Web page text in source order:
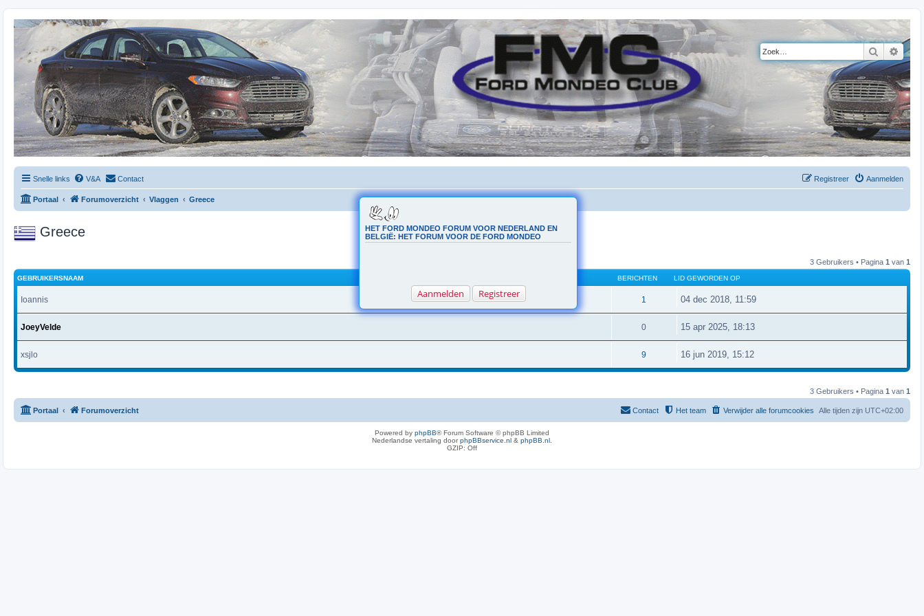
Zoek
Snelle links V&A Contact Aanmelden
Registreer
Portaal Forumoverzicht Vlaggen Greece
HET FORD MONDEO FORUM VOOR NEDERLAND EN
BELGIË: HET FORUM VOOR DE FORD MONDEO
Aanmelden Registreer
Greece
3 Gebruikers • Pagina 1 van 1
GEBRUIKERSNAAM BERICHTEN LID GEWORDEN OP
Ioannis 1 04 dec 2018, 11:59
JoeyVelde 0 15 apr 2025, 18:13
xsjlo 9 16 jun 2019, 15:12
3 Gebruikers • Pagina 1 van 1
Portaal Forumoverzicht Alle tijden zijn UTC+02:00
Verwijder alle forumcookies
Het team
Contact
Powered by phpBB® Forum Software © phpBB Limited
Nederlandse vertaling doorphpBBservice.nl& phpBB.nl.
GZIP: Off